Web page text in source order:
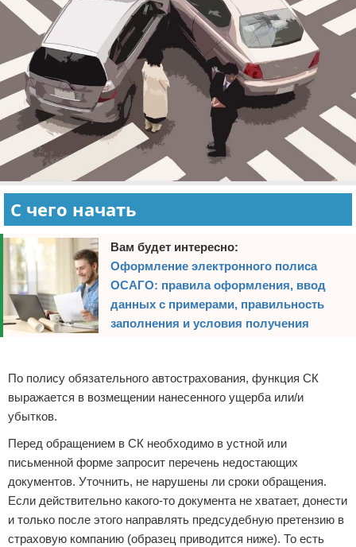
С чего начать
Вам будет интересно:
Оформление электронного полиса
ОСАГО: правила оформления, ввод
данных с примерами, правильность
заполнения и условия получения
По полису обязательного автострахования, функция СК
выражается в возмещении нанесенного ущерба или/и
убытков.
Перед обращением в СК необходимо в устной или
письменной форме запросит перечень недостающих
документов. Уточнить, не нарушены ли сроки обращения.
Если действительно какого-то документа не хватает, донести
и только после этого направлять предсудебную претензию в
страховую компанию (образец приводится ниже). То есть